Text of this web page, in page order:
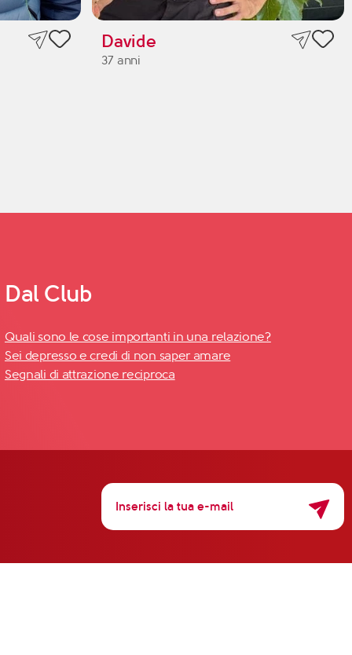
Davide
37 anni
Dal Club
Quali sono le cose importanti in una relazione?
Sei depresso e credi di non saper amare
Segnali di attrazione reciproca